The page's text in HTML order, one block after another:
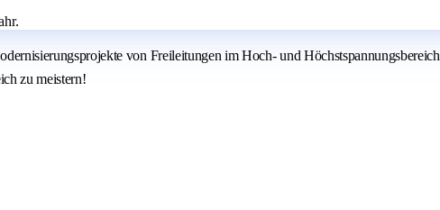
von Freileitungen im Hoch- und
zu meistern!